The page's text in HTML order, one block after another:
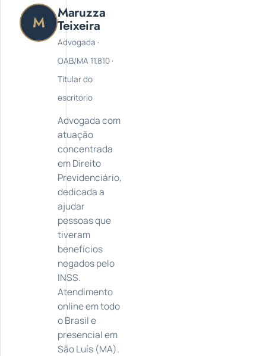
M Maruzza
Teixeira
Advogada ·
OAB/MA 11.810 ·
Titular do
escritório
Advogada com
atuação
concentrada
em Direito
Previdenciário,
dedicada a
ajudar
pessoas que
tiveram
benefícios
negados pelo
INSS.
Atendimento
online em todo
o Brasil e
presencial em
São Luís (MA).